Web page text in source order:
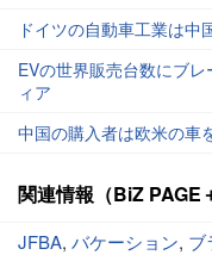
ドイツの自動車工業は
EVの世界販売台数にブ
ィア
中国の購入者は欧米の
関連情報（BiZ PAGE
JFBA, バケーション, ブ